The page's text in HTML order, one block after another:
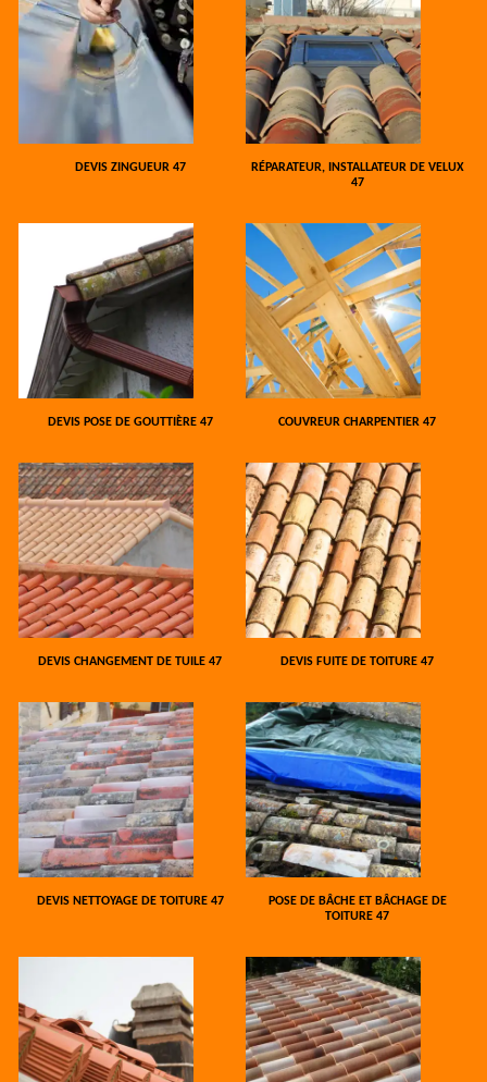
DEVIS ZINGUEUR 47
RÉPARATEUR, INSTALLATEUR DE VELUX
47
DEVIS POSE DE GOUTTIÈRE 47 COUVREUR CHARPENTIER 47
DEVIS CHANGEMENT DE TUILE 47 DEVIS FUITE DE TOITURE 47
DEVIS NETTOYAGE DE TOITURE 47
POSE DE BÂCHE ET BÂCHAGE DE
TOITURE 47